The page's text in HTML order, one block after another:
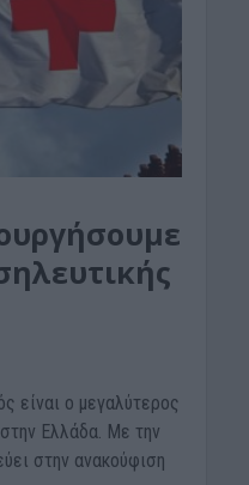
είναι ο μεγαλύτερος
Ελλάδα. Με την
στην ανακούφιση